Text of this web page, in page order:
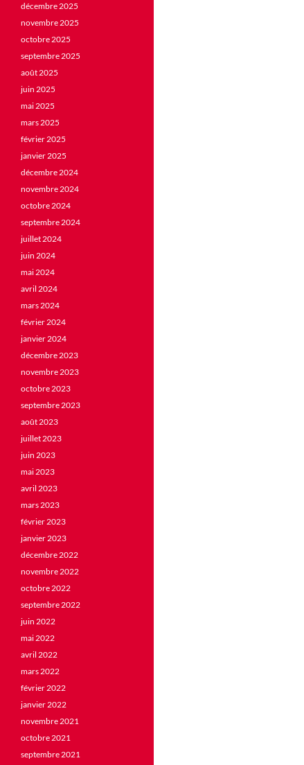
décembre 2025
novembre 2025
octobre 2025
septembre 2025
août 2025
juin 2025
mai 2025
mars 2025
février 2025
janvier 2025
décembre 2024
novembre 2024
octobre 2024
septembre 2024
juillet 2024
juin 2024
mai 2024
avril 2024
mars 2024
février 2024
janvier 2024
décembre 2023
novembre 2023
octobre 2023
septembre 2023
août 2023
juillet 2023
juin 2023
mai 2023
avril 2023
mars 2023
février 2023
janvier 2023
décembre 2022
novembre 2022
octobre 2022
septembre 2022
juin 2022
mai 2022
avril 2022
mars 2022
février 2022
janvier 2022
novembre 2021
octobre 2021
septembre 2021